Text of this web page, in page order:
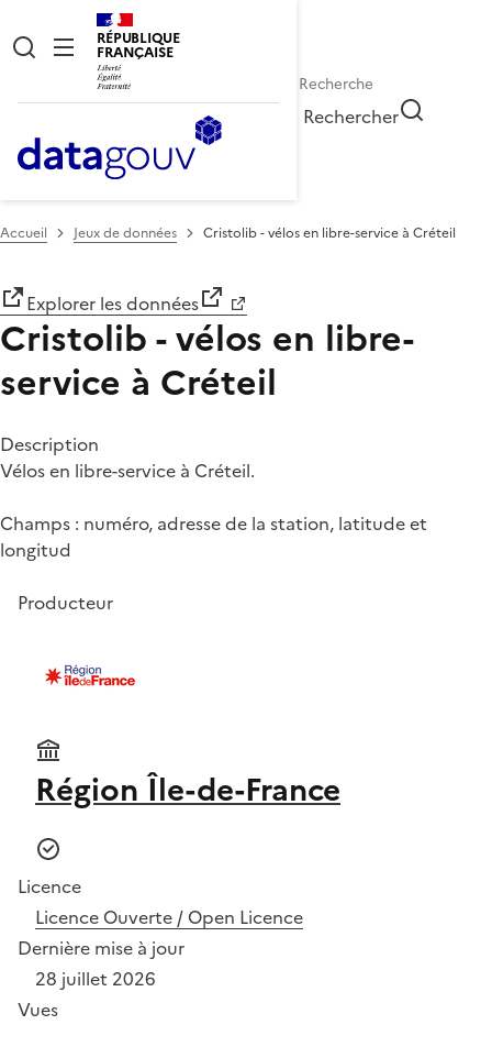
RÉPUBLIQUE
FRANÇAISE
Rechercher
Accueil Jeux de données Cristolib - vélos en libre-service à Créteil
Explorer les données
Cristolib - vélos en libre-
service à Créteil
Description
Vélos en libre-service à Créteil.
Champs : numéro, adresse de la station, latitude et
longitud
Producteur
Région Île-de-France
Licence
Licence Ouverte / Open Licence
Dernière mise à jour
28 juillet 2026
Vues